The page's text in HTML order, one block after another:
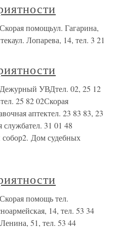
помощьул. Гагарина,
Лопарева, 14, тел. 3 21
УВДтел. 02, 25 12
25 82 02Скорая
аптектел. 23 83 83, 23
службател. 31 01 48
Дом судебных
помощь тел.
14, тел. 53 34
51, тел. 53 44